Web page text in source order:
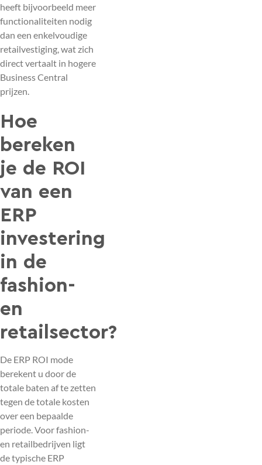
heeft bijvoorbeeld meer
functionaliteiten nodig
dan een enkelvoudige
retailvestiging, wat zich
direct vertaalt in hogere
Business Central
prijzen.
Hoe
bereken
je de ROI
van een
ERP
investering
in de
fashion-
en
retailsector?
De ERP ROI mode
berekent u door de
totale baten af te zetten
tegen de totale kosten
over een bepaalde
periode. Voor fashion-
en retailbedrijven ligt
de typische ERP